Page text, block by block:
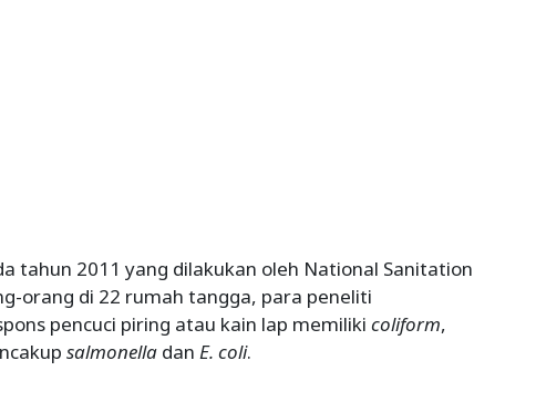
tahun 2011 yang dilakukan oleh National Sanitation
orang di 22 rumah tangga, para peneliti
pencuci piring atau kain lap memiliki coliform,
salmonella dan E. coli.